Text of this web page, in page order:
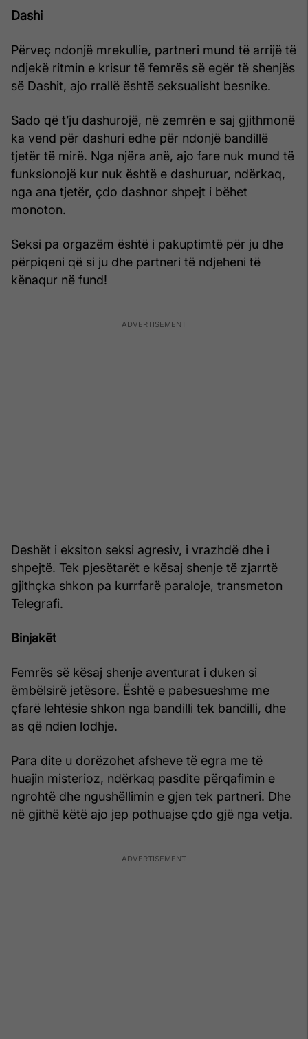
Dashi
Përveç ndonjë mrekullie, partneri mund të arrijë të
ndjekë ritmin e krisur të femrës së egër të shenjës
së Dashit, ajo rrallë është seksualisht besnike.
Sado që t’ju dashurojë, në zemrën e saj gjithmonë
ka vend për dashuri edhe për ndonjë bandillë
tjetër të mirë. Nga njëra anë, ajo fare nuk mund të
funksionojë kur nuk është e dashuruar, ndërkaq,
nga ana tjetër, çdo dashnor shpejt i bëhet
monoton.
Seksi pa orgazëm është i pakuptimtë për ju dhe
përpiqeni që si ju dhe partneri të ndjeheni të
kënaqur në fund!
Deshët i eksiton seksi agresiv, i vrazhdë dhe i
shpejtë. Tek pjesëtarët e kësaj shenje të zjarrtë
gjithçka shkon pa kurrfarë paraloje, transmeton
Telegrafi.
Binjakët
Femrës së kësaj shenje aventurat i duken si
ëmbëlsirë jetësore. Është e pabesueshme me
çfarë lehtësie shkon nga bandilli tek bandilli, dhe
as që ndien lodhje.
Para dite u dorëzohet afsheve të egra me të
huajin misterioz, ndërkaq pasdite përqafimin e
ngrohtë dhe ngushëllimin e gjen tek partneri. Dhe
në gjithë këtë ajo jep pothuajse çdo gjë nga vetja.